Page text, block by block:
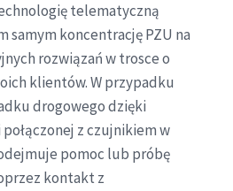
telematyczną
samym koncentrację PZU na
rozwiązań w trosce o
klientów. W przypadku
drogowego dzięki
z czujnikiem w
pomoc lub próbę
kontakt z